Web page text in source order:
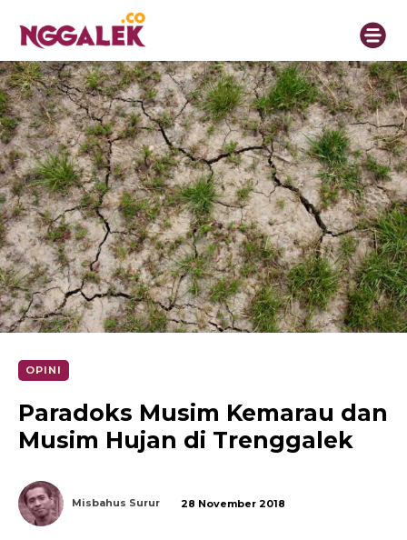
OPINI
Paradoks Musim Kemarau dan
Musim Hujan di Trenggalek
Misbahus Surur 28 November 2018